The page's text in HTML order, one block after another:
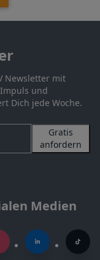
Newsletter mit
und
Dich jede Woche.
Gratis
anfordern
Medien